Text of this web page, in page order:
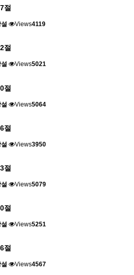
절
Views4119
절
Views5021
절
Views5064
절
Views3950
절
Views5079
절
Views5251
절
Views4567